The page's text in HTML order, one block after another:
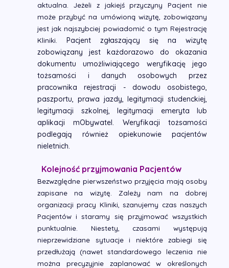
aktualna. Jeżeli z jakiejś przyczyny Pacjent nie
może przybyć na umówioną wizytę, zobowiązany
jest jak najszybciej powiadomić o tym Rejestrację
Kliniki. Pacjent zgłaszający się na wizytę
zobowiązany jest każdorazowo do okazania
dokumentu umożliwiającego weryfikację jego
tożsamości i danych osobowych przez
pracownika rejestracji - dowodu osobistego,
paszportu, prawa jazdy, legitymacji studenckiej,
legitymacji szkolnej, legitymacji emeryta lub
aplikacji mObywatel. Weryfikacji tożsamości
podlegają również opiekunowie pacjentów
nieletnich.
Kolejność przyjmowania Pacjentów
Bezwzględne pierwszeństwo przyjęcia mają osoby
zapisane na wizytę. Zależy nam na dobrej
organizacji pracy Kliniki, szanujemy czas naszych
Pacjentów i staramy się przyjmować wszystkich
punktualnie. Niestety, czasami występują
nieprzewidziane sytuacje i niektóre zabiegi się
przedłużają (nawet standardowego leczenia nie
można precyzyjnie zaplanować w określonych